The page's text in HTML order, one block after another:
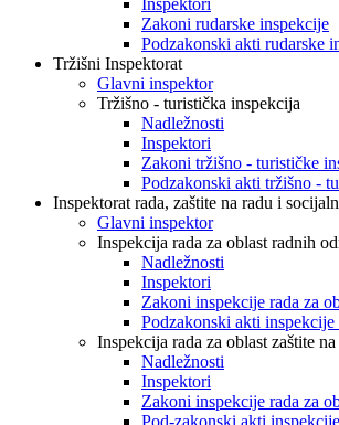
Inspektori
Zakoni rudarske inspekcije
Podzakonski akti rudarske
Tržišni Inspektorat
Glavni inspektor
Tržišno - turistička inspekcija
Nadležnosti
Inspektori
Zakoni tržišno - turističke
Podzakonski akti tržišno -
Inspektorat rada, zaštite na radu i
Glavni inspektor
Inspekcija rada za oblast radnih
Nadležnosti
Inspektori
Zakoni inspekcije rada za
Podzakonski akti inspekcije
Inspekcija rada za oblast zaštite na
Nadležnosti
Inspektori
Zakoni inspekcije rada za
Pod-zakonski akti